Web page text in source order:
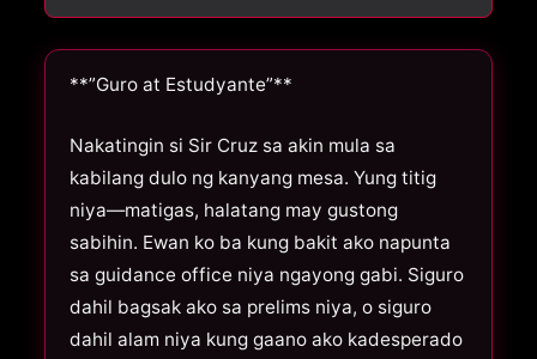
**”Guro at Estudyante”**
Nakatingin si Sir Cruz sa akin mula sa
kabilang dulo ng kanyang mesa. Yung titig
niya—matigas, halatang may gustong
sabihin. Ewan ko ba kung bakit ako napunta
sa guidance office niya ngayong gabi. Siguro
dahil bagsak ako sa prelims niya, o siguro
dahil alam niya kung gaano ako kadesperado